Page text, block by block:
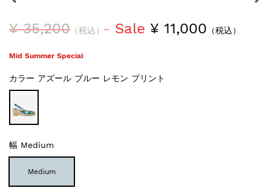
¥ 35,200 （税込） Sale ¥ 11,000 （税込）
Mid Summer Special
カラー アズール ブルー レモン プリント
幅 Medium
Medium